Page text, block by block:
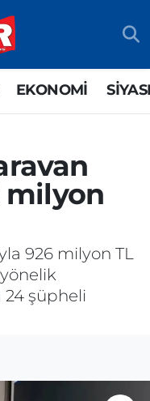
EKONOMİ
milyon
926 milyon TL
şüpheli
Haritası
ve Fikstür